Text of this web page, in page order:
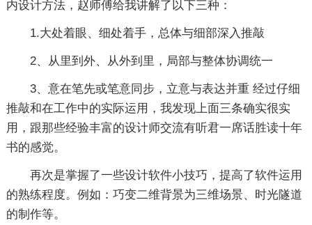
内设计方法，赵师傅给我讲解了以下三种：
1.大处着眼、细处着手，总体与细部深入推敲
2、从里到外、从外到里，局部与整体协调统一
3、意在笔先或笔意同步，立意与表达并重 经过仔细
推敲和在工作中的实际运用，我发现上面三条确实很实
用，跟那些经验丰富的设计师交流有听君一席话胜读十年
书的感觉。
再次是掌握了一些设计软件小技巧，提高了软件运用
的熟练程度。例如：巧变二维背景为三维场景、时光隧道
的制作等。